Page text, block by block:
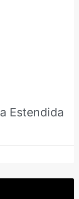
Estendida